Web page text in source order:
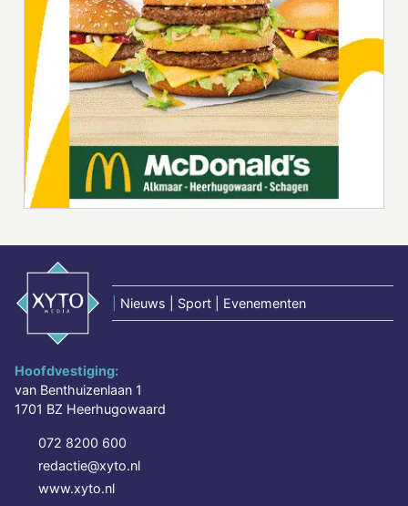
Nieuws | Sport | Evenementen
Hoofdvestiging:
van Benthuizenlaan 1
1701 BZ Heerhugowaard
072 8200 600
redactie@xyto.nl
www.xyto.nl